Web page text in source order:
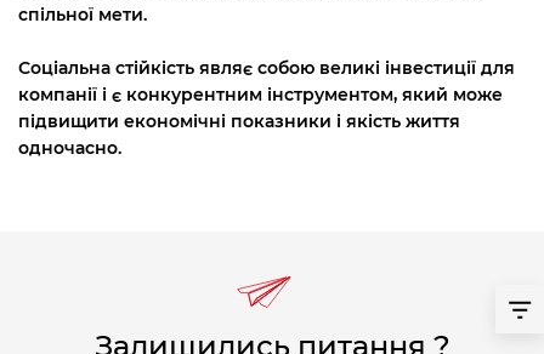
спільної мети.
Соціальна стійкість являє собою великі інвестиції для
компанії і є конкурентним інструментом, який може
підвищити економічні показники і якість життя
одночасно.
Залишились питання ?